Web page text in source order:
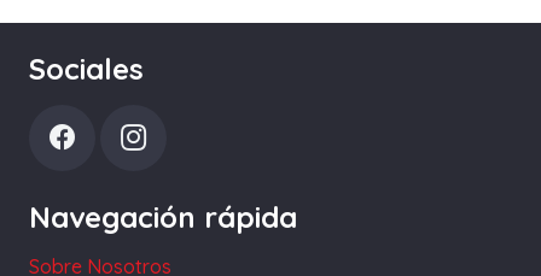
Sociales
Navegación rápida
Sobre Nosotros